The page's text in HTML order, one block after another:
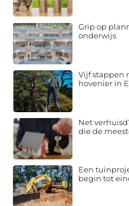
Grip op
onderwijs
Vijf stappen
hovenier in
Net
die de
Een
begin tot